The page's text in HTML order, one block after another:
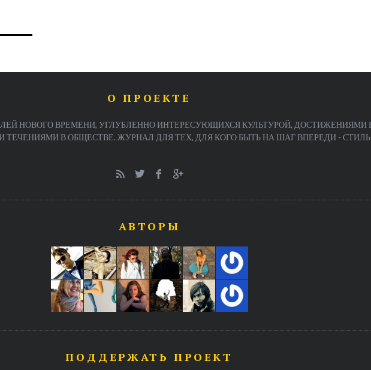
О ПРОЕКТЕ
НОВОГО ВРЕМЕНИ, УГЛУБЛЕННО ИНТЕРЕСУЮЩИХСЯ КУЛЬТУРОЙ, ДОСТИЖЕНИЯМИ
В ОБЩЕСТВЕ. ЖУРНАЛ ДЛЯ ТЕХ, ДЛЯ КОГО БЫТЬ НА ШАГ ВПЕРЕДИ -
АВТОРЫ
ПОДДЕРЖАТЬ ПРОЕКТ